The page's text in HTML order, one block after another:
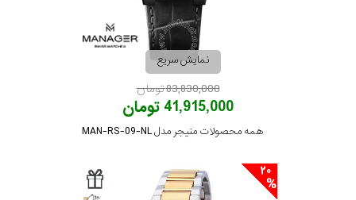
نمایش سریع
83,830,000 تومان
41,915,000 تومان
همه محصولات منیجر مدل MAN-RS-09-NL